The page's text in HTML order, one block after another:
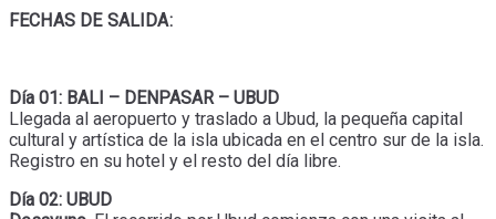
FECHAS DE SALIDA:
Día 01: BALI – DENPASAR – UBUD
Llegada al aeropuerto y traslado a Ubud, la pequeña capital
cultural y artística de la isla ubicada en el centro sur de la isla.
Registro en su hotel y el resto del día libre.
Día 02: UBUD